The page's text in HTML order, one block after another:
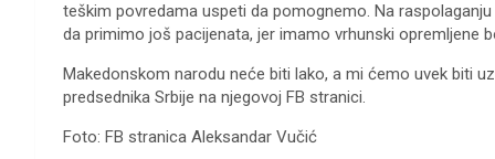
teškim povredama uspeti da pomognemo. Na
da primimo još pacijenata, jer imamo vrhunski opremljene
Makedonskom narodu neće biti lako, a mi ćemo uvek biti
predsednika Srbije na njegovoj FB stranici.
Foto: FB stranica Aleksandar Vučić